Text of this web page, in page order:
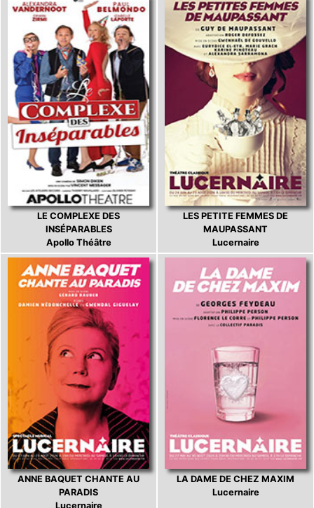
LE COMPLEXE DES
INSÉPARABLES
Apollo Théâtre
LES PETITE FEMMES DE
MAUPASSANT
Lucernaire
ANNE BAQUET CHANTE AU
PARADIS
Lucernaire
LA DAME DE CHEZ MAXIM
Lucernaire